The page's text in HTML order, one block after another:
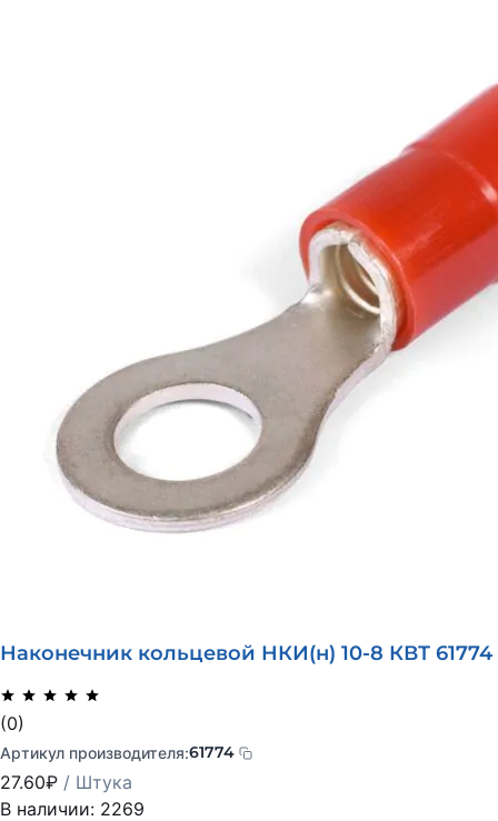
Наконечник кольцевой НКИ(н) 10-8 КВТ 61774
(0)
Артикул производителя:61774
27.60₽ / Штука
В наличии: 2269